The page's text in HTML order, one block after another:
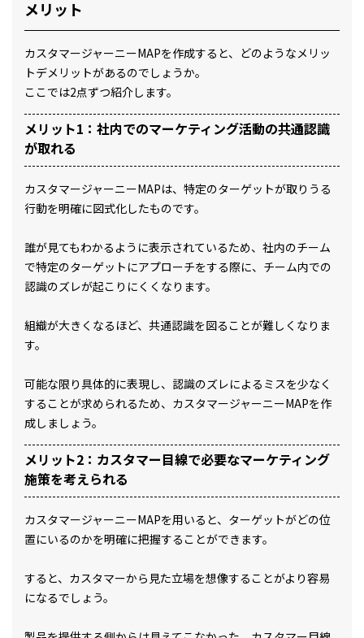
メリット
カスタマージャーニーMAPを作成すると、どのようなメリッ
トデメリットがあるのでしょうか。
ここでは2点ずつ紹介します。
メリット1：社内でのマーケティング活動の共通認識
が取れる
カスタマージャーニーMAPは、特定のターゲットが取りうる
行動を明確に図式化したものです。
誰が見てもわかるように表示されているため、社内のチーム
で特定のターゲットにアプローチをする際に、チーム内での
認識のズレが起こりにくくなります。
組織が大きくなるほど、共通認識を図ることが難しくなりま
す。
可能な限り具体的に表現し、認識のズレによるミスを少なく
することが求められるため、カスタマージャーニーMAPを作
成しましょう。
メリット2：カスタマー目線で必要なマーケティング
施策を考えられる
カスタマージャーニーMAPを用いると、ターゲットがどの位
置にいるのかを明確に把握することができます。
すると、カスタマーから見た立場を想像することがより容易
になるでしょう。